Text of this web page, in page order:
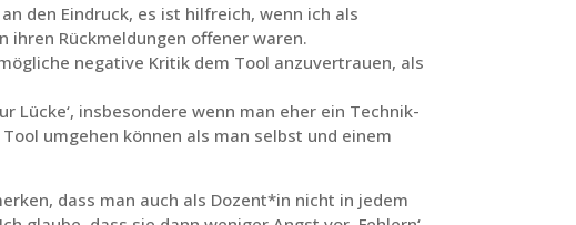
den Eindruck, es ist hilfreich, wenn ich als
ihren Rückmeldungen offener waren.
negative Kritik dem Tool anzuvertrauen, als
Lücke‘, insbesondere wenn man eher ein Technik-
umgehen können als man selbst und einem
dass man auch als Dozent*in nicht in jedem